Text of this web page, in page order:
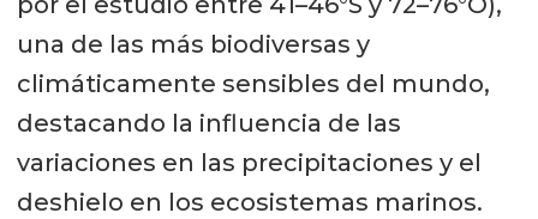
una de las más biodiversas y
climáticamente sensibles del mundo,
destacando la influencia de las
variaciones en las precipitaciones y el
deshielo en los ecosistemas marinos.